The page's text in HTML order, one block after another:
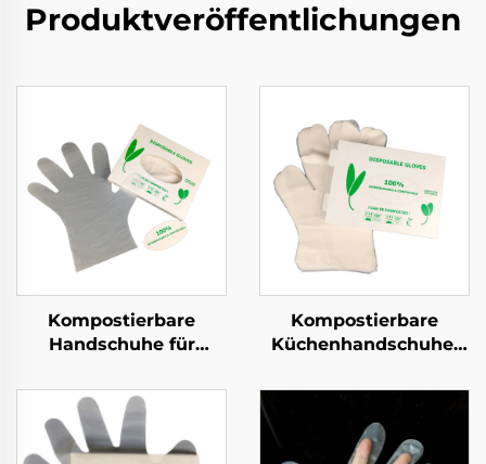
Produktveröffentlichungen
Kompostierbare
Handschuhe für
Biologisch abbaubar &
Kompostierbar aus
PLA PBAT Maisstärke
Kompostierbare
Küchenhandschuhe,
kompostierbar aus
PLA PBAT Maisstärke
Material